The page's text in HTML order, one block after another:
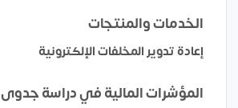
الخدمات والمنتجات
إعادة تدوير المخلفات الإلكترونية
المؤشرات المالية في دراسة جدوى